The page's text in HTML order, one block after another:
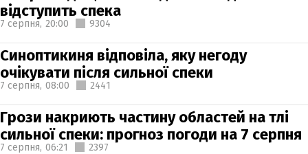
відступить спека
7 серпня, 20:00 9304
Синоптикиня відповіла, яку негоду
очікувати після сильної спеки
7 серпня, 08:00 2441
Грози накриють частину областей на тлі
сильної спеки: прогноз погоди на 7 серпня
7 серпня, 06:21 2397